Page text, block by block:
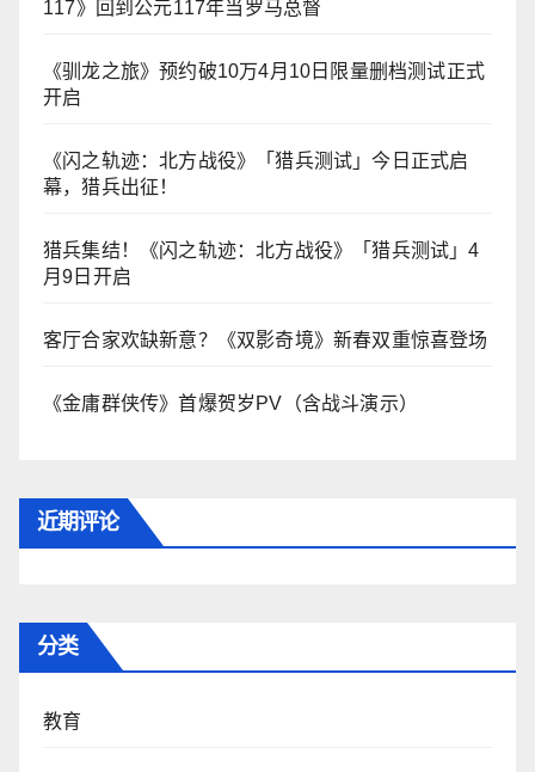
117》回到公元117年当罗马总督
《驯龙之旅》预约破10万4月10日限量删档测试正式
开启
《闪之轨迹：北方战役》「猎兵测试」今日正式启
幕，猎兵出征！
猎兵集结！《闪之轨迹：北方战役》「猎兵测试」4
月9日开启
客厅合家欢缺新意？《双影奇境》新春双重惊喜登场
《金庸群侠传》首爆贺岁PV（含战斗演示）
近期评论
分类
教育